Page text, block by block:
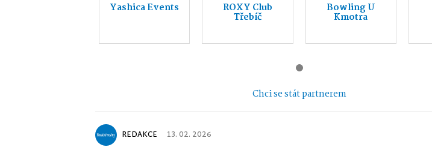
Yashica Events ROXY Club
Třebíč
Bowling U
Kmotra
Chci se stát partnerem
REDAKCE 13. 02. 2026